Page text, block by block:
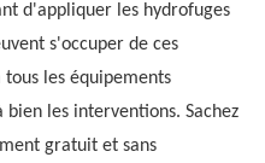
d'appliquer les hydrofuges
s'occuper de ces
les équipements
les interventions. Sachez
gratuit et sans